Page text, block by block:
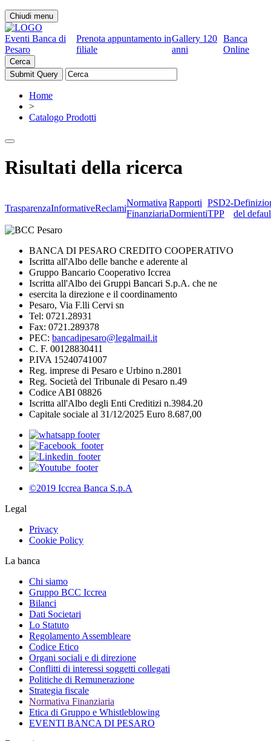
Chiudi menu
Eventi Banca di
Pesaro
Prenota appuntamento in
filiale
Gallery 120
anni
Banca
Online
Cerca
Home
>
Catalogo Prodotti
Risultati della ricerca
TrasparenzaInformativeReclami
Normativa
Finanziaria
Rapporti
Dormienti
PSD2-
TPP
del
BANCA DI PESARO CREDITO COOPERATIVO
Iscritta all'Albo delle banche e aderente al
Gruppo Bancario Cooperativo Iccrea
Iscritta all'Albo dei Gruppi Bancari S.p.A. che ne
esercita la direzione e il coordinamento
Pesaro, Via F.lli Cervi sn
Tel: 0721.28931
Fax: 0721.289378
PEC: bancadipesaro@legalmail.it
C. F. 00128830411
P.IVA 15240741007
Reg. imprese di Pesaro e Urbino n.2801
Reg. Società del Tribunale di Pesaro n.49
Codice ABI 08826
Iscritta all'Albo degli Enti Creditizi n.3984.20
Capitale sociale al 31/12/2025 Euro 8.687,00
©2019 Iccrea Banca S.p.A
Legal
Privacy
Cookie Policy
La banca
Chi siamo
Gruppo BCC Iccrea
Bilanci
Dati Societari
Lo Statuto
Regolamento Assembleare
Codice Etico
Organi sociali e di direzione
Conflitti di interessi soggetti collegati
Politiche di Remunerazione
Strategia fiscale
Normativa Finanziaria
Etica di Gruppo e Whistleblowing
EVENTI BANCA DI PESARO